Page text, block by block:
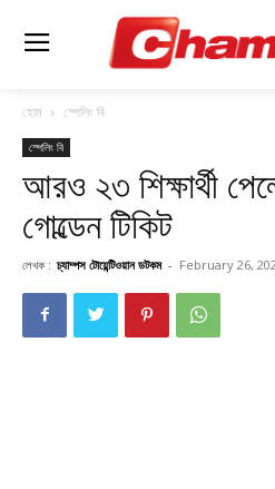
হোম স্পেলিং বি
স্পেলিং বি
আরও ২৩ শিক্ষার্থী
গোল্ডেন টিকিট
লেখক : চ্যাম্পস টোয়েন্টিওয়ান ডটকম - February 26,